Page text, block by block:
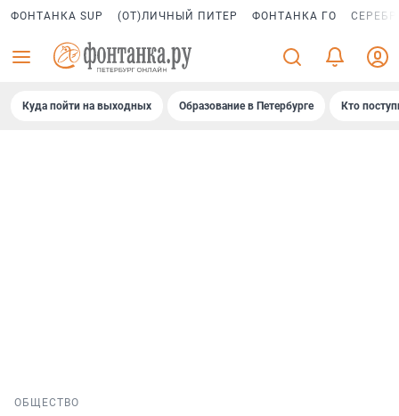
ФОНТАНКА SUP (ОТ)ЛИЧНЫЙ ПИТЕР ФОНТАНКА ГО
Куда пойти на выходных Образование в Петербурге Кто
ОБЩЕСТВО